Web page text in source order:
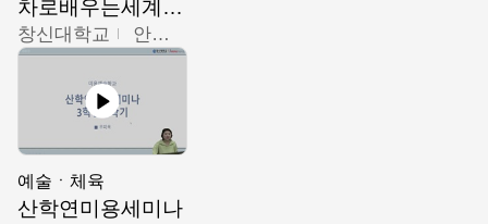
차로배우는세계문화
창신대학교 안소영
예술ㆍ체육
산학연미용세미나